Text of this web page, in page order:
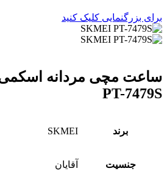
برای بزرگنمایی کلیک کنید
PT-7479S
برند SKMEI
جنسیت آقایان